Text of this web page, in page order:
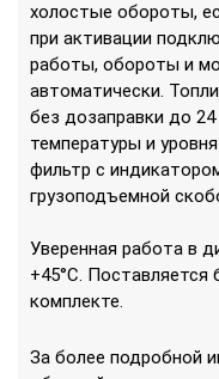
холостые обороты,
при активации
работы, обороты и
автоматически.
без дозаправки до
температуры и
фильтр с
грузоподъемной
Уверенная работа в
+45°С. Поставляется
комплекте.
За более подробной